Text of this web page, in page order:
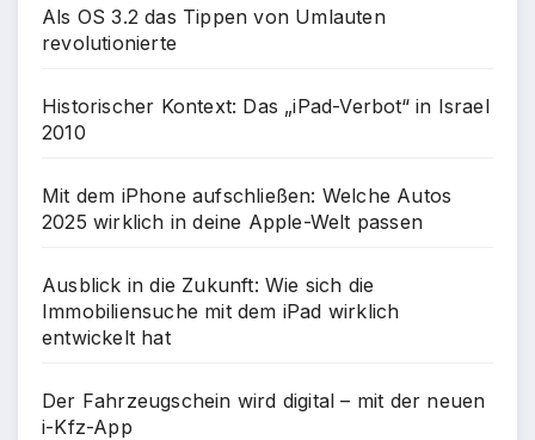
Als OS 3.2 das Tippen von Umlauten
revolutionierte
Historischer Kontext: Das „iPad-Verbot“ in Israel
2010
Mit dem iPhone aufschließen: Welche Autos
2025 wirklich in deine Apple-Welt passen
Ausblick in die Zukunft: Wie sich die
Immobiliensuche mit dem iPad wirklich
entwickelt hat
Der Fahrzeugschein wird digital – mit der neuen
i-Kfz-App